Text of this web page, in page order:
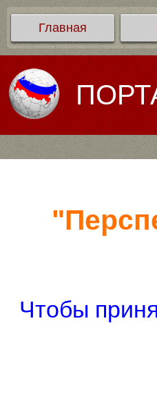
Главная
Чтобы